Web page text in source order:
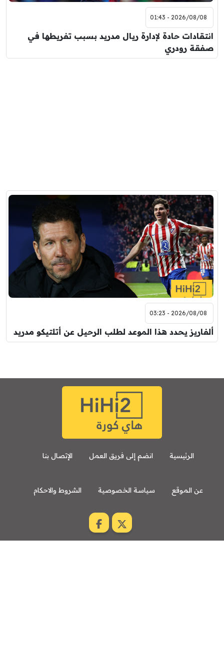
2026/08/08 - 01:43
انتقادات حادة لإدارة ريال مدريد بسبب تفريطها في
صفقة رودري
2026/08/08 - 03:23
ألفاريز يحدد هذا الموعد لطلب الرحيل عن أتلتيكو مدريد
الرئيسية انضم إلى فريق العمل الإتصال بنا
عن الموقع سياسة الخصوصية الشروط والاحكام